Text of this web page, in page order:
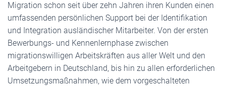
Migration schon seit über zehn Jahren ihren Kunden einen
umfassenden persönlichen Support bei der Identifikation
und Integration ausländischer Mitarbeiter. Von der ersten
Bewerbungs- und Kennenlernphase zwischen
migrationswilligen Arbeitskräften aus aller Welt und den
Arbeitgebern in Deutschland, bis hin zu allen erforderlichen
Umsetzungsmaßnahmen, wie dem vorgeschalteten